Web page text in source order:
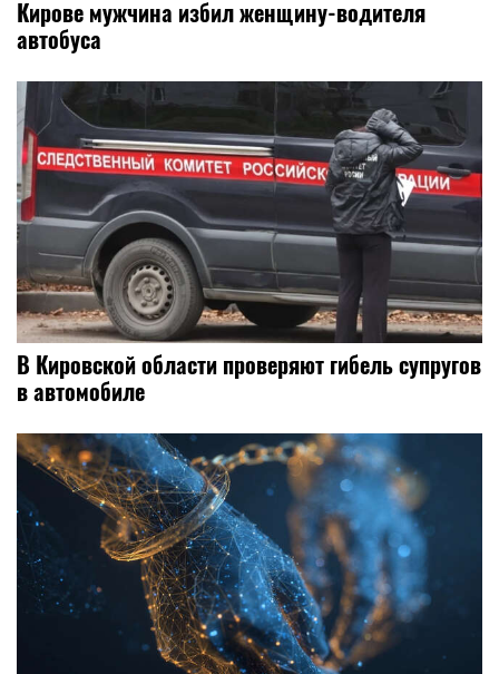
Кирове мужчина избил женщину-водителя
автобуса
В Кировской области проверяют гибель супругов
в автомобиле